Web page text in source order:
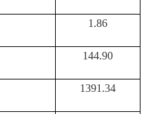
1.86
144.90
1391.34